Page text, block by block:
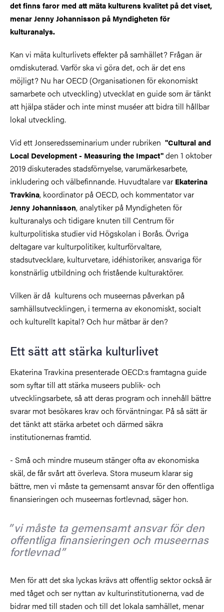
det finns faror med att mäta kulturens kvalitet på det viset,
menar Jenny Johannisson på Myndigheten för
kulturanalys.
Kan vi mäta kulturlivets effekter på samhället? Frågan är
omdiskuterad. Varför ska vi göra det, och är det ens
möjligt? Nu har OECD (Organisationen för ekonomiskt
samarbete och utveckling) utvecklat en guide som är tänkt
att hjälpa städer och inte minst muséer att bidra till hållbar
lokal utveckling.
Vid ett Jonseredsseminarium under rubriken "Cultural and
Local Development - Measuring the Impact"den 1 oktober
2019 diskuterades stadsförnyelse, varumärkesarbete,
inkludering och välbefinnande. Huvudtalare var Ekaterina
Travkina, koordinator på OECD, och kommentator var
Jenny Johannisson, analytiker på Myndigheten för
kulturanalys och tidigare knuten till Centrum för
kulturpolitiska studier vid Högskolan i Borås. Övriga
deltagare var kulturpolitiker, kulturförvaltare,
stadsutvecklare, kulturvetare, idéhistoriker, ansvariga för
konstnärlig utbildning och fristående kulturaktörer.
Vilken är då kulturens och museernas påverkan på
samhällsutvecklingen, i termerna av ekonomiskt, socialt
och kulturellt kapital? Och hur mätbar är den?
Ett sätt att stärka kulturlivet
Ekaterina Travkina presenterade OECD:s framtagna guide
som syftar till att stärka museers publik- och
utvecklingsarbete, så att deras program och innehåll bättre
svarar mot besökares krav och förväntningar. På så sätt är
det tänkt att stärka arbetet och därmed säkra
institutionernas framtid.
- Små och mindre museum stänger ofta av ekonomiska
skäl, de får svårt att överleva. Stora museum klarar sig
bättre, men vi måste ta gemensamt ansvar för den offentliga
finansieringen och museernas fortlevnad, säger hon.
vi måste ta gemensamt ansvar för den
offentliga finansieringen och museernas
fortlevnad
Men för att det ska lyckas krävs att offentlig sektor också är
med tåget och ser nyttan av kulturinstitutionerna, vad de
bidrar med till staden och till det lokala samhället, menar